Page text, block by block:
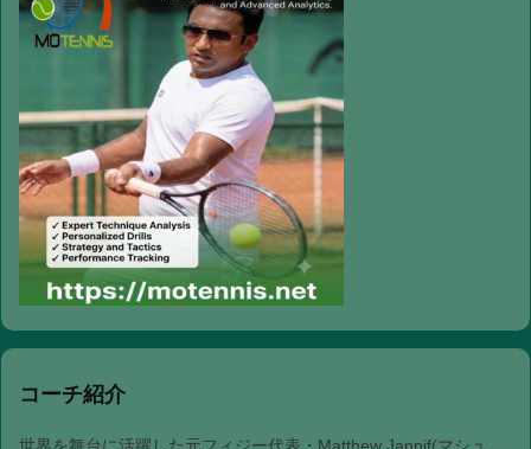
コーチ紹介
世界を舞台に活躍した元フィジー代表・Matthew Jannif(マシュ